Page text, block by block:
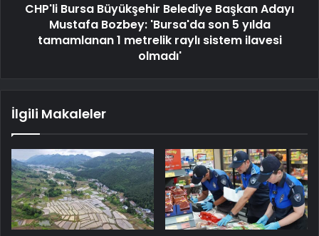
CHP'li Bursa Büyükşehir Belediye Başkan Adayı
Mustafa Bozbey: 'Bursa'da son 5 yılda
tamamlanan 1 metrelik raylı sistem ilavesi
olmadı'
İlgili Makaleler